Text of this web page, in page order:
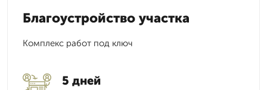
Благоустройство участка
Комплекс работ под ключ
5 дней